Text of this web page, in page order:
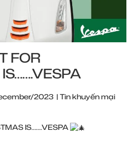
FOR
2023 | Tin khuyến mại
IS…….VESPA